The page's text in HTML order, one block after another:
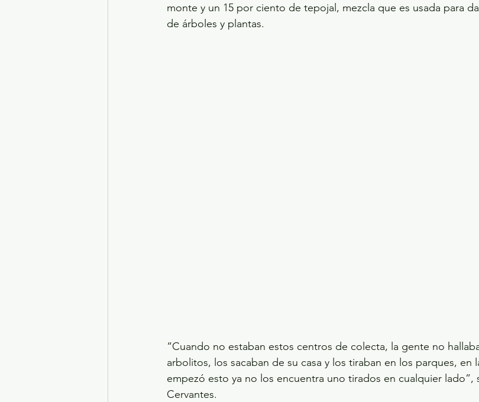
monte y un 15 por ciento de tepojal, mezcla que es usada para
de árboles y plantas.
“Cuando no estaban estos centros de colecta, la gente no
arbolitos, los sacaban de su casa y los tiraban en los parques, en
empezó esto ya no los encuentra uno tirados en cualquier lado”,
Cervantes.